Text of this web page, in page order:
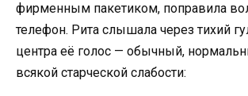
фирменным пакетиком, поправила
телефон. Рита слышала через тихий
центра её голос — обычный,
всякой старческой слабости: